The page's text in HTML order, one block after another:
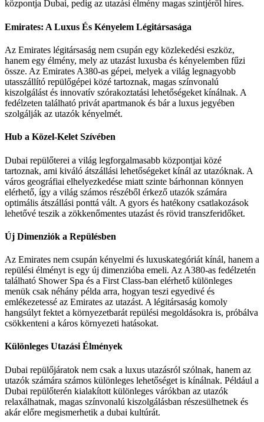
központja Dubai, pedig az utazási élmény magas szintjéről híres.
Emirates: A Luxus És Kényelem Légitársasága
Az Emirates légitársaság nem csupán egy közlekedési eszköz,
hanem egy élmény, mely az utazást luxusba és kényelemben fűzi
össze. Az Emirates A380-as gépei, melyek a világ legnagyobb
utasszállító repülőgépei közé tartoznak, magas színvonalú
kiszolgálást és innovatív szórakoztatási lehetőségeket kínálnak. A
fedélzeten található privát apartmanok és bár a luxus jegyében
szolgálják az utazók kényelmét.
Hub a Közel-Kelet Szívében
Dubai repülőterei a világ legforgalmasabb központjai közé
tartoznak, ami kiváló átszállási lehetőségeket kínál az utazóknak. A
város geográfiai elhelyezkedése miatt szinte bárhonnan könnyen
elérhető, így a világ számos részéből érkező utazók számára
optimális átszállási ponttá vált. A gyors és hatékony csatlakozások
lehetővé teszik a zökkenőmentes utazást és rövid transzferidőket.
Új Dimenziók a Repülésben
Az Emirates nem csupán kényelmi és luxuskategóriát kínál, hanem a
repülési élményt is egy új dimenzióba emeli. Az A380-as fedélzetén
található Shower Spa és a First Class-ban elérhető különleges
menük csak néhány példa arra, hogyan teszi egyedivé és
emlékezetessé az Emirates az utazást. A légitársaság komoly
hangsúlyt fektet a környezetbarát repülési megoldásokra is, próbálva
csökkenteni a káros környezeti hatásokat.
Különleges Utazási Élmények
Dubai repülőjáratok nem csak a luxus utazásról szólnak, hanem az
utazók számára számos különleges lehetőséget is kínálnak. Például a
Dubai repülőterén kialakított különleges várókban az utazók
relaxálhatnak, magas színvonalú kiszolgálásban részesülhetnek és
akár előre megismerhetik a dubai kultúrát.